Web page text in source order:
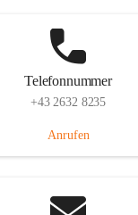
Telefonnummer
+43 2632 8235
Anrufen